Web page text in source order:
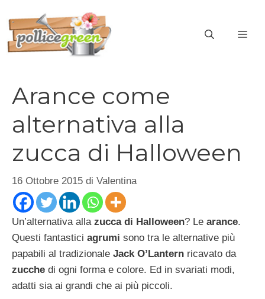
contenuto
Arance come
alternativa alla
zucca di Halloween
16 Ottobre 2015 di Valentina
Un’alternativa alla zucca di Halloween? Le arance.
Questi fantastici agrumi sono tra le alternative più
papabili al tradizionale Jack O’Lantern ricavato da
zucche di ogni forma e colore. Ed in svariati modi,
adatti sia ai grandi che ai più piccoli.